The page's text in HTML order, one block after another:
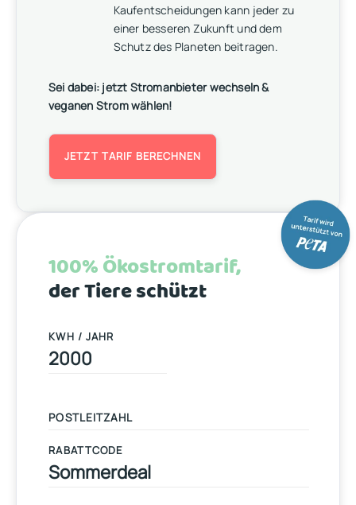
Kaufentscheidungen kann jeder zu
einer besseren Zukunft und dem
Schutz des Planeten beitragen.
Sei dabei: jetzt Stromanbieter wechseln &
veganen Strom wählen!
JETZT TARIF BERECHNEN
100% Ökostromtarif,
der Tiere schützt
KWH / JAHR
RABATTCODE